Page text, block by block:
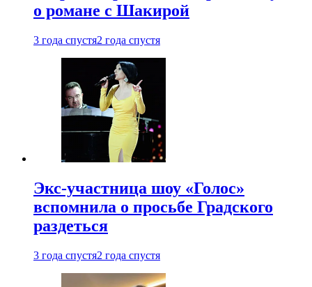
о романе с Шакирой
3 года спустя2 года спустя
Экс-участница шоу «Голос»
вспомнила о просьбе Градского
раздеться
3 года спустя2 года спустя